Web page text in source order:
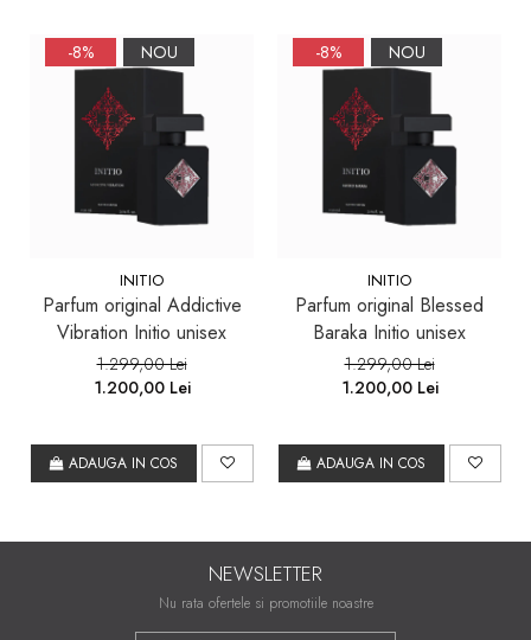
-8% NOU
INITIO
Parfum original Addictive
Vibration Initio unisex
1.299,00 Lei
1.200,00 Lei
ADAUGA IN COS
-8% NOU
INITIO
Parfum original Blessed
Baraka Initio unisex
1.299,00 Lei
1.200,00 Lei
ADAUGA IN COS
NEWSLETTER
Nu rata ofertele si promotiile noastre